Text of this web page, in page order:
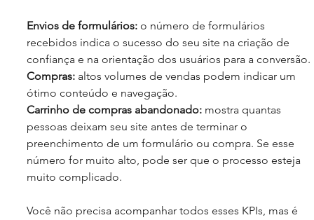
Envios de formulários: o número de formulários
recebidos indica o sucesso do seu site na criação de
confiança e na orientação dos usuários para a conversão.
Compras: altos volumes de vendas podem indicar um
ótimo conteúdo e navegação.
Carrinho de compras abandonado: mostra quantas
pessoas deixam seu site antes de terminar o
preenchimento de um formulário ou compra. Se esse
número for muito alto, pode ser que o processo esteja
muito complicado.
Você não precisa acompanhar todos esses KPIs, mas é